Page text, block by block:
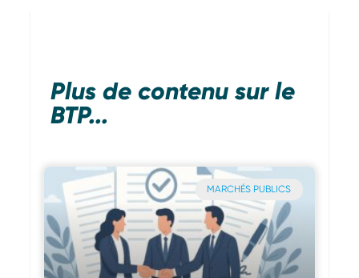
Plus de contenu sur le
BTP...
MARCHÉS PUBLICS